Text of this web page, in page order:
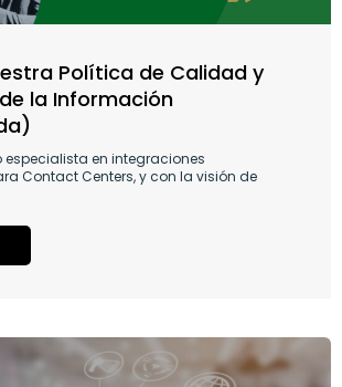
Política de Calidad y
la Información
en integraciones
Contact Centers, y con la visión de